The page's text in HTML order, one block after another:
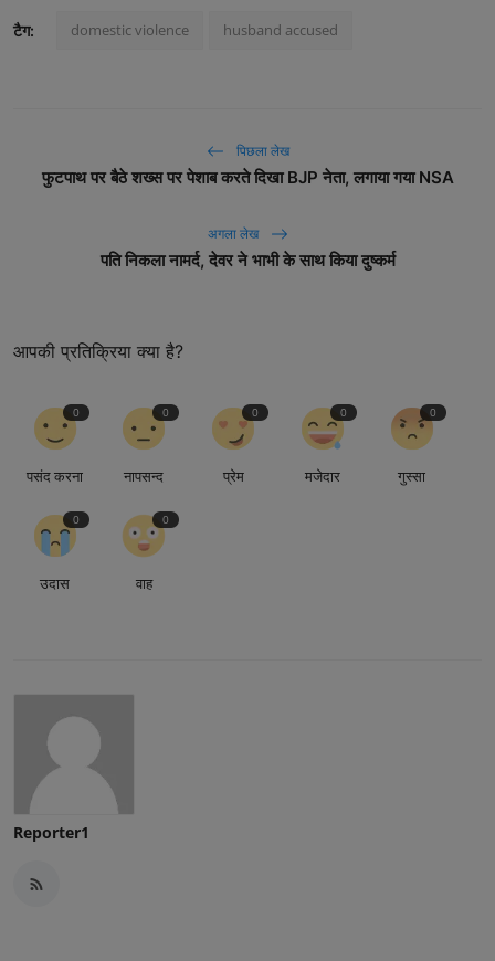
टैग: domestic violence husband accused
पिछला लेख
फुटपाथ पर बैठे शख्स पर पेशाब करते दिखा BJP नेता, लगाया गया NSA
अगला लेख
पति निकला नामर्द, देवर ने भाभी के साथ किया दुष्कर्म
आपकी प्रतिक्रिया क्या है?
0
पसंद करना
0
नापसन्द
0
प्रेम
0
मजेदार
0
गुस्सा
0
उदास
0
वाह
Reporter1